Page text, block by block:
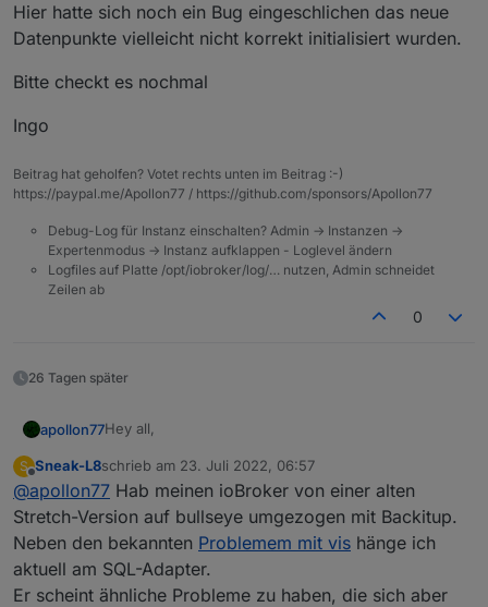
Hier hatte sich noch ein Bug eingeschlichen das neue
Datenpunkte vielleicht nicht korrekt initialisiert wurden.
Bitte checkt es nochmal
Ingo
Beitrag hat geholfen? Votet rechts unten im Beitrag :-)
https://paypal.me/Apollon77 / https://github.com/sponsors/Apollon77
Debug-Log für Instanz einschalten? Admin -> Instanzen ->
Expertenmodus -> Instanz aufklappen - Loglevel ändern
Logfiles auf Platte /opt/iobroker/log/… nutzen, Admin schneidet
Zeilen ab
0
26 Tagen später
apollon77Hey all,
von sql gibts jetzt die 2.1.5 mit letzten Fixes. Wenn
keiner mehr was meldet wäre das die Version die die
Tage in Stable geht.
Hier hatte sich noch ein Bug eingeschlichen das
neue Datenpunkte vielleicht nicht korrekt initialisiert
wurden.
Bitte checkt es nochmal
Ingo
S
Offline
Sneak-L8schrieb am 23. Juli 2022, 06:57
zuletzt editiert von
@apollon77 Hab meinen ioBroker von einer alten
Stretch-Version auf bullseye umgezogen mit Backitup.
Neben den bekannten Problemem mit vis hänge ich
aktuell am SQL-Adapter.
Er scheint ähnliche Probleme zu haben, die sich aber